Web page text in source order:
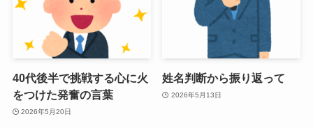
40代後半で挑戦する心に火
をつけた発奮の言葉
2026年5月20日
姓名判断から振り返って
2026年5月13日